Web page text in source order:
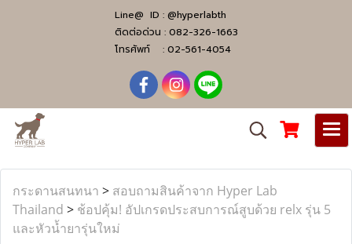
Line@ ID : @hyperlabth
ติดต่อด่วน : 082-326-1663
โทรศัพท์ : 02-561-4054
กระดานสนทนา > สอบถามสินค้าจาก Hyper Lab
Thailand > ช้อปคุ้ม! อัปเกรดประสบการณ์สูบด้วย relx รุ่น 5
และหัวน้ำยารุ่นใหม่